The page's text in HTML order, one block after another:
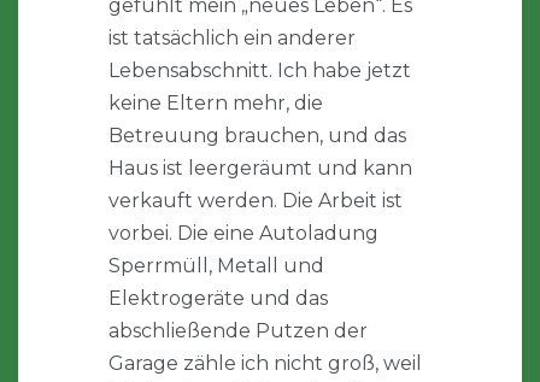
gefühlt mein „neues Leben“. Es
ist tatsächlich ein anderer
Lebensabschnitt. Ich habe jetzt
keine Eltern mehr, die
Betreuung brauchen, und das
Haus ist leergeräumt und kann
verkauft werden. Die Arbeit ist
vorbei. Die eine Autoladung
Sperrmüll, Metall und
Elektrogeräte und das
abschließende Putzen der
Garage zähle ich nicht groß, weil